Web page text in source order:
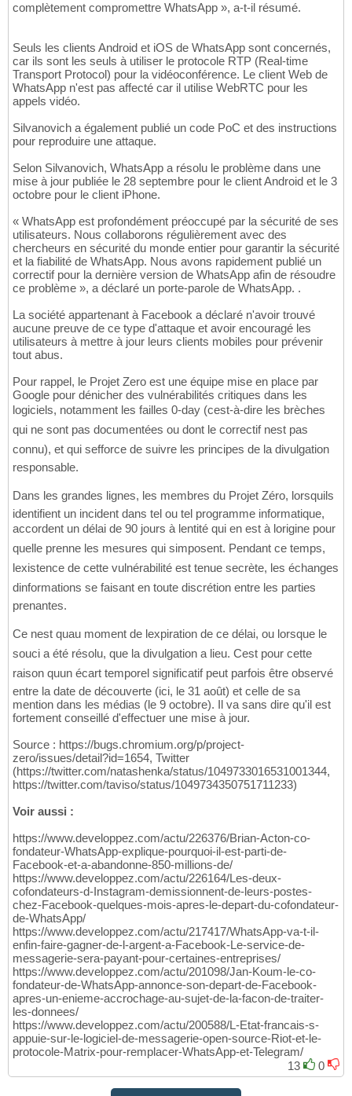
complètement compromettre WhatsApp », a-t-il résumé.
Seuls les clients Android et iOS de WhatsApp sont concernés,
car ils sont les seuls à utiliser le protocole RTP (Real-time
Transport Protocol) pour la vidéoconférence. Le client Web de
WhatsApp n'est pas affecté car il utilise WebRTC pour les
appels vidéo.
Silvanovich a également publié un code PoC et des instructions
pour reproduire une attaque.
Selon Silvanovich, WhatsApp a résolu le problème dans une
mise à jour publiée le 28 septembre pour le client Android et le 3
octobre pour le client iPhone.
« WhatsApp est profondément préoccupé par la sécurité de ses
utilisateurs. Nous collaborons régulièrement avec des
chercheurs en sécurité du monde entier pour garantir la sécurité
et la fiabilité de WhatsApp. Nous avons rapidement publié un
correctif pour la dernière version de WhatsApp afin de résoudre
ce problème », a déclaré un porte-parole de WhatsApp. .
La société appartenant à Facebook a déclaré n'avoir trouvé
aucune preuve de ce type d'attaque et avoir encouragé les
utilisateurs à mettre à jour leurs clients mobiles pour prévenir
tout abus.
Pour rappel, le Projet Zero est une équipe mise en place par
Google pour dénicher des vulnérabilités critiques dans les
logiciels, notamment les failles 0-day (cest-à-dire les brèches
qui ne sont pas documentées ou dont le correctif nest pas
connu), et qui sefforce de suivre les principes de la divulgation
responsable.
Dans les grandes lignes, les membres du Projet Zéro, lorsquils
identifient un incident dans tel ou tel programme informatique,
accordent un délai de 90 jours à lentité qui en est à lorigine pour
quelle prenne les mesures qui simposent. Pendant ce temps,
lexistence de cette vulnérabilité est tenue secrète, les échanges
dinformations se faisant en toute discrétion entre les parties
prenantes.
Ce nest quau moment de lexpiration de ce délai, ou lorsque le
souci a été résolu, que la divulgation a lieu. Cest pour cette
raison quun écart temporel significatif peut parfois être observé
entre la date de découverte (ici, le 31 août) et celle de sa
mention dans les médias (le 9 octobre). Il va sans dire qu'il est
fortement conseillé d'effectuer une mise à jour.
Source : https://bugs.chromium.org/p/project-
zero/issues/detail?id=1654, Twitter
(https://twitter.com/natashenka/status/1049733016531001344,
https://twitter.com/taviso/status/1049734350751711233)
Voir aussi :
https://www.developpez.com/actu/226376/Brian-Acton-co-
fondateur-WhatsApp-explique-pourquoi-il-est-parti-de-
Facebook-et-a-abandonne-850-millions-de/
https://www.developpez.com/actu/226164/Les-deux-
cofondateurs-d-Instagram-demissionnent-de-leurs-postes-
chez-Facebook-quelques-mois-apres-le-depart-du-cofondateur-
de-WhatsApp/
https://www.developpez.com/actu/217417/WhatsApp-va-t-il-
enfin-faire-gagner-de-l-argent-a-Facebook-Le-service-de-
messagerie-sera-payant-pour-certaines-entreprises/
https://www.developpez.com/actu/201098/Jan-Koum-le-co-
fondateur-de-WhatsApp-annonce-son-depart-de-Facebook-
apres-un-enieme-accrochage-au-sujet-de-la-facon-de-traiter-
les-donnees/
https://www.developpez.com/actu/200588/L-Etat-francais-s-
appuie-sur-le-logiciel-de-messagerie-open-source-Riot-et-le-
protocole-Matrix-pour-remplacer-WhatsApp-et-Telegram/
13
0